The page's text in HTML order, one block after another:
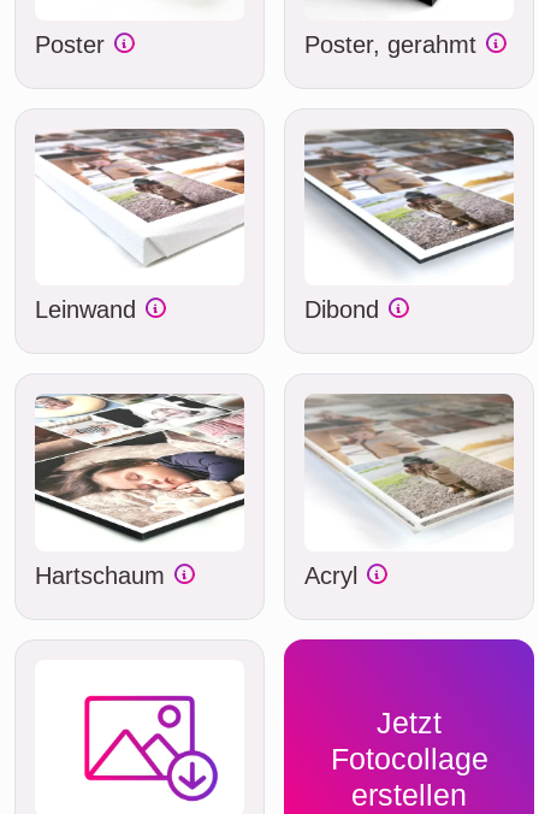
Poster Poster, gerahmt
Leinwand Dibond
Hartschaum Acryl
Jetzt
Fotocollage
erstellen